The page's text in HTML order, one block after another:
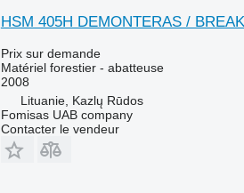
HSM 405H DEMONTERAS /
Prix sur demande
Matériel forestier - abatteuse
2008
Lituanie, Kazlų Rūdos
Fomisas UAB company
Contacter le vendeur